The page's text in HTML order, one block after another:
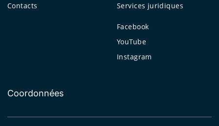
Contacts
Services juridiques
Facebook
YouTube
Instagram
Coordonnées